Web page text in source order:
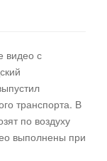
видео с
транспорта. В
по воздуху
выполнены при